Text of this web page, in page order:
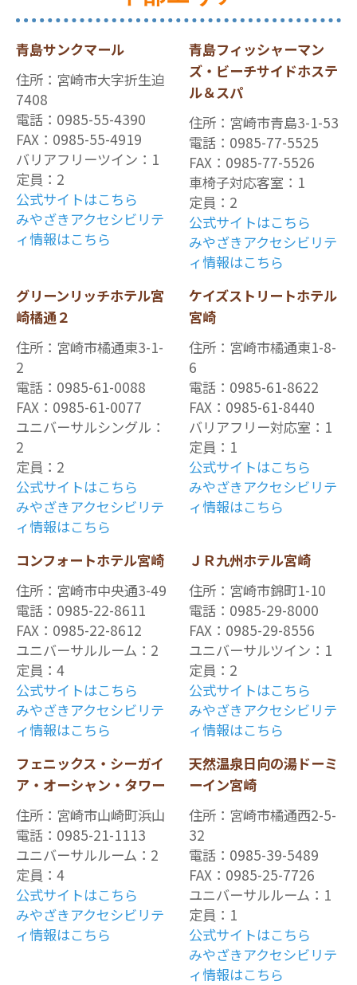
青島サンクマール
住所：宮崎市大字折生迫
7408
電話：0985-55-4390
FAX：0985-55-4919
バリアフリーツイン：1
定員：2
公式サイトはこちら
みやざきアクセシビリテ
ィ情報はこちら
青島フィッシャーマン
ズ・ビーチサイドホステ
ル＆スパ
住所：宮崎市青島3-1-53
電話：0985-77-5525
FAX：0985-77-5526
車椅子対応客室：1
定員：2
公式サイトはこちら
みやざきアクセシビリテ
ィ情報はこちら
グリーンリッチホテル宮
崎橘通２
住所：宮崎市橘通東3-1-
2
電話：0985-61-0088
FAX：0985-61-0077
ユニバーサルシングル：
2
定員：2
公式サイトはこちら
みやざきアクセシビリテ
ィ情報はこちら
ケイズストリートホテル
宮崎
住所：宮崎市橘通東1-8-
6
電話：0985-61-8622
FAX：0985-61-8440
バリアフリー対応室：1
定員：1
公式サイトはこちら
みやざきアクセシビリテ
ィ情報はこちら
コンフォートホテル宮崎
住所：宮崎市中央通3-49
電話：0985-22-8611
FAX：0985-22-8612
ユニバーサルルーム：2
定員：4
公式サイトはこちら
みやざきアクセシビリテ
ィ情報はこちら
ＪＲ九州ホテル宮崎
住所：宮崎市錦町1-10
電話：0985-29-8000
FAX：0985-29-8556
ユニバーサルツイン：1
定員：2
公式サイトはこちら
みやざきアクセシビリテ
ィ情報はこちら
フェニックス・シーガイ
ア・オーシャン・タワー
住所：宮崎市山崎町浜山
電話：0985-21-1113
ユニバーサルルーム：2
定員：4
公式サイトはこちら
みやざきアクセシビリテ
ィ情報はこちら
天然温泉日向の湯ドーミ
ーイン宮崎
住所：宮崎市橘通西2-5-
32
電話：0985-39-5489
FAX：0985-25-7726
ユニバーサルルーム：1
定員：1
公式サイトはこちら
みやざきアクセシビリテ
ィ情報はこちら